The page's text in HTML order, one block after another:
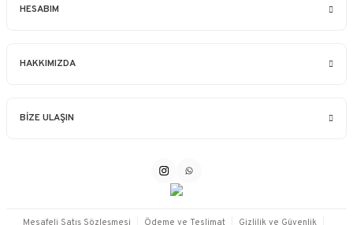
HESABIM
HAKKIMIZDA
BİZE ULAŞIN
Mesafeli Satış Sözleşmesi Ödeme ve Teslimat Gizlilik ve Güvenlik